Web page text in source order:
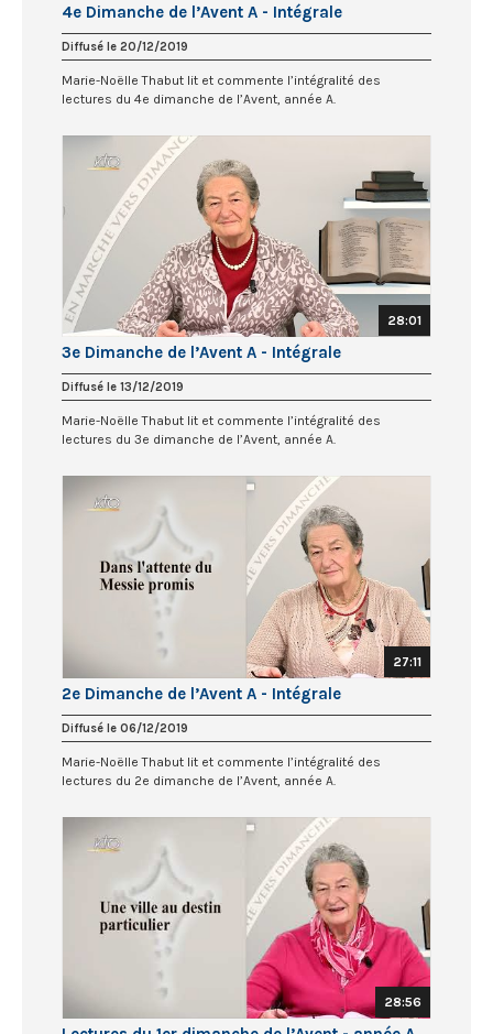
4e Dimanche de l’Avent A - Intégrale
Diffusé le 20/12/2019
Marie-Noëlle Thabut lit et commente l’intégralité des
lectures du 4e dimanche de l’Avent, année A.
28:01
3e Dimanche de l’Avent A - Intégrale
Diffusé le 13/12/2019
Marie-Noëlle Thabut lit et commente l’intégralité des
lectures du 3e dimanche de l’Avent, année A.
27:11
2e Dimanche de l’Avent A - Intégrale
Diffusé le 06/12/2019
Marie-Noëlle Thabut lit et commente l’intégralité des
lectures du 2e dimanche de l’Avent, année A.
28:56